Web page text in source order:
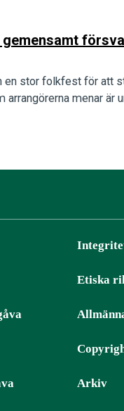
en stor folkfest för att
menar är
Etiska
Arkiv